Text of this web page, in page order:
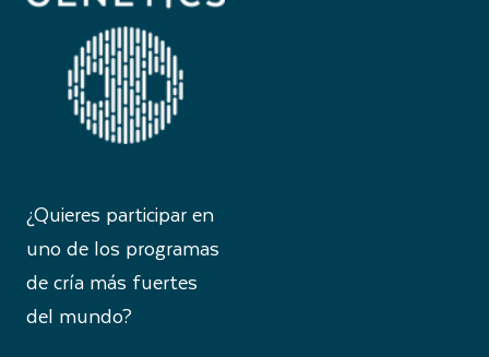
¿Quieres participar en
uno de los programas
de cría más fuertes
del mundo?